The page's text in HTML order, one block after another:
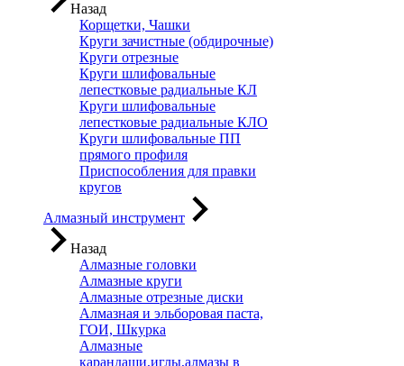
Назад
Корщетки, Чашки
Круги зачистные (обдирочные)
Круги отрезные
Круги шлифовальные
лепестковые радиальные КЛ
Круги шлифовальные
лепестковые радиальные КЛО
Круги шлифовальные ПП
прямого профиля
Приспособления для правки
кругов
Алмазный инструмент
Назад
Алмазные головки
Алмазные круги
Алмазные отрезные диски
Алмазная и эльборовая паста,
ГОИ, Шкурка
Алмазные
карандаши,иглы,алмазы в